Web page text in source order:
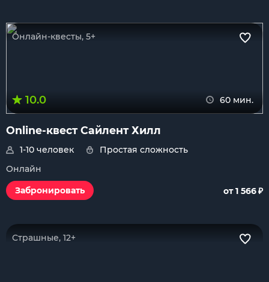
Онлайн-квесты, 5+
10.0 60 мин.
Online-квест Сайлент Хилл
1-10 человек
Простая сложность
Онлайн
Забронировать
от 1 566₽
Страшные, 12+